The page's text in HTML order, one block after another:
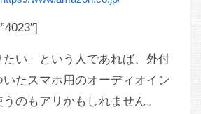
たい」という人であれば、外付
たスマホ用のオーディオイン
のもアリかもしれません。